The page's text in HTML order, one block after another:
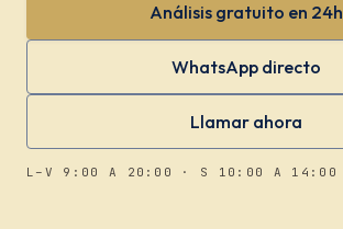
Análisis gratuito en 24h
WhatsApp directo
Llamar ahora
L–V 9:00 A 20:00 · S 10:00 A 14:00